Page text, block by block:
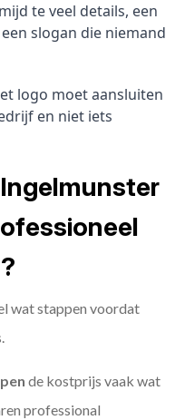
te veel details, een
slogan die niemand
logo moet aansluiten
en niet iets
wat stappen voordat
de kostprijs vaak wat
professional